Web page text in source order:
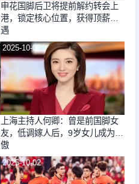
申花国脚后卫将提前解约转会上
港，锁定核心位置，获得顶薪待
遇
2025-10-02
上海主持人何卿：曾是前国脚女
友，低调嫁人后，9岁女儿成为骄
傲
2025-10-02